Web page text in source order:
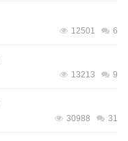
12501 6
13213 9
30988 31